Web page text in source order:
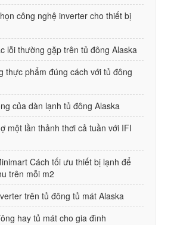
công nghệ inverter cho thiết bị
lỗi thường gặp trên tủ đông Alaska
thực phẩm đúng cách với tủ đông
của dàn lạnh tủ đông Alaska
một lần thảnh thơi cả tuần với IFI
Cách tối ưu thiết bị lạnh để
trên mỗi m2
trên tủ đông tủ mát Alaska
hay tủ mát cho gia đình